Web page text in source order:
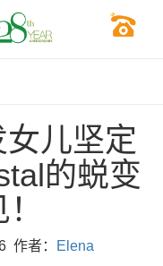
儿坚定
的蜕变
作者： Elena